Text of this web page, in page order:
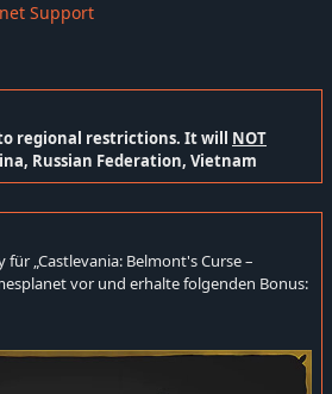
regional restrictions. It will NOT
Russian Federation, Vietnam
für „Castlevania: Belmont's Curse –
vor und erhalte folgenden Bonus:
Support